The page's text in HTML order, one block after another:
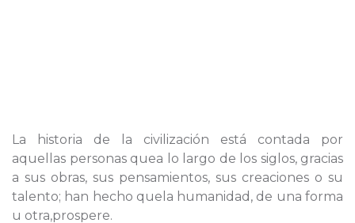
La historia de la civilización está contada por
aquellas personas quea lo largo de los siglos, gracias
a sus obras, sus pensamientos, sus creaciones o su
talento; han hecho quela humanidad, de una forma
u otra,prospere.